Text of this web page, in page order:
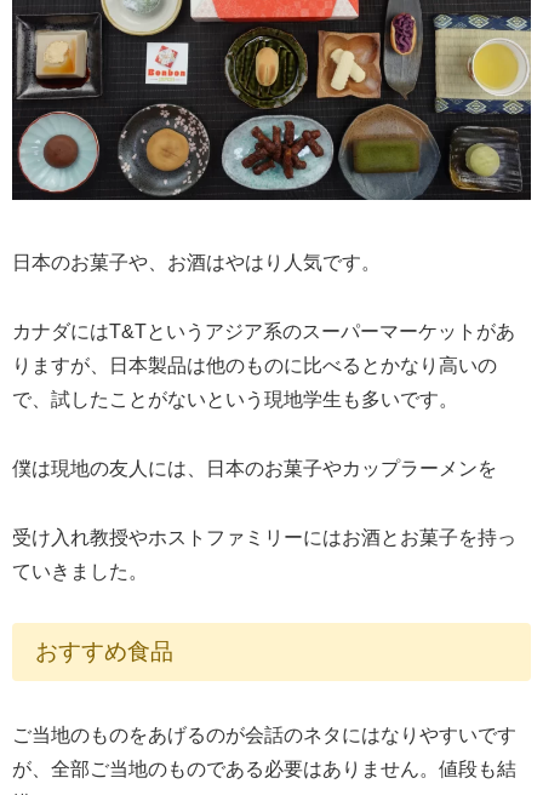
日本のお菓子や、お酒はやはり人気です。
カナダにはT&Tというアジア系のスーパーマーケットがあ
りますが、日本製品は他のものに比べるとかなり高いの
で、試したことがないという現地学生も多いです。
僕は現地の友人には、日本のお菓子やカップラーメンを
受け入れ教授やホストファミリーにはお酒とお菓子を持っ
ていきました。
おすすめ食品
ご当地のものをあげるのが会話のネタにはなりやすいです
が、全部ご当地のものである必要はありません。値段も結